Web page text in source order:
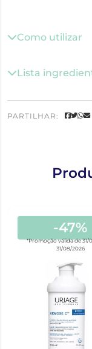
Como utilizar
Lista
PARTILHAR:
-47%
*Promoção válida de 31/
31/08/2026